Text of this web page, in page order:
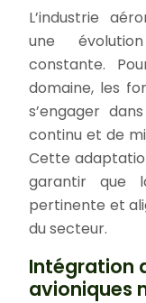
L’industrie
une
constante.
domaine, les
s’engager
continu et de
Cette
garantir que
pertinente et
du secteur.
Intégration
avioniques